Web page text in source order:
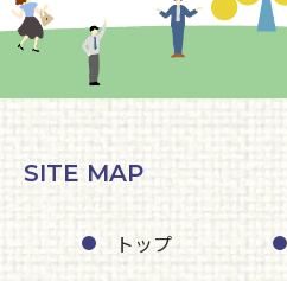
SITE MAP
トップ